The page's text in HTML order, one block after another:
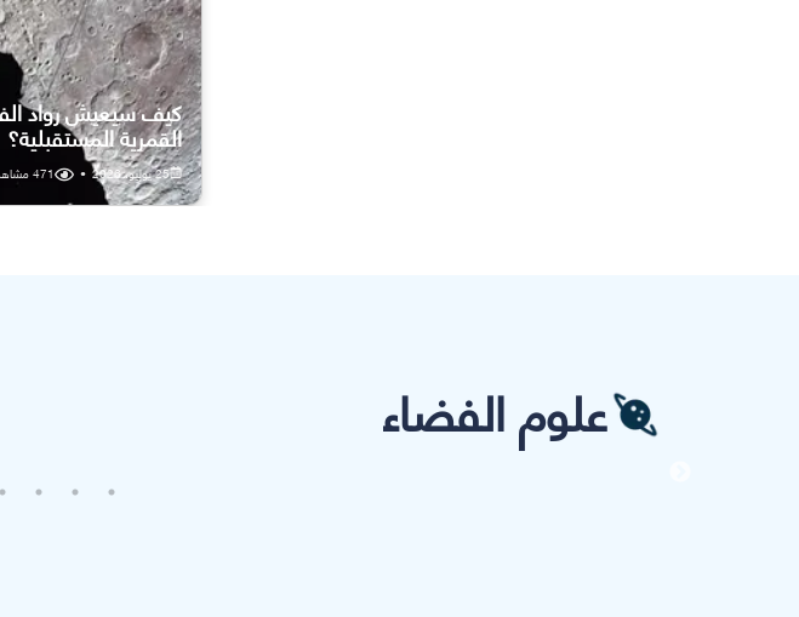
كيف سيعيش رواد
القمرية المستقبلية؟
25 يوليو، 2026 •
471
علوم الفضاء